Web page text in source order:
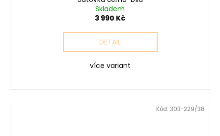
Skladem
3 990 Kč
DETAIL
více variant
Kód: 303-229/38